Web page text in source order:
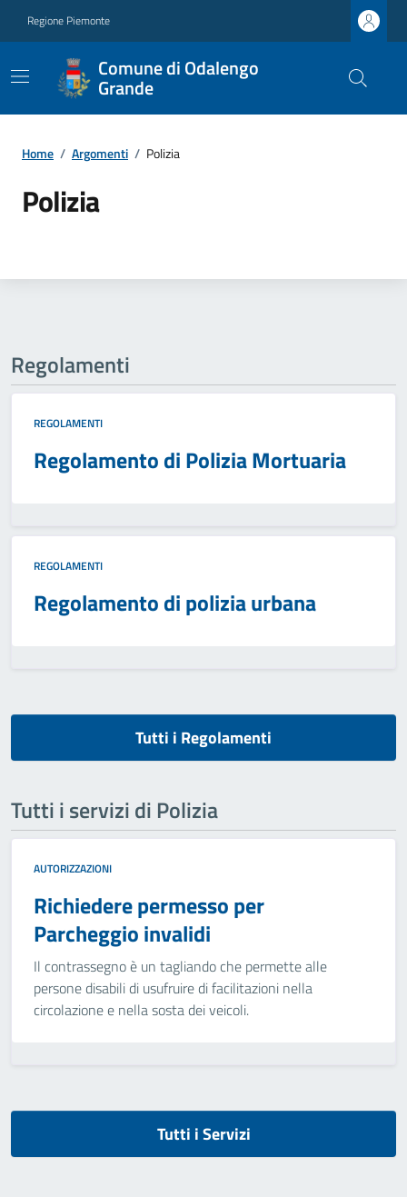
Regione Piemonte
Comune di Odalengo
Grande
Home / Argomenti / Polizia
Polizia
Regolamenti
REGOLAMENTI
Regolamento di Polizia Mortuaria
REGOLAMENTI
Regolamento di polizia urbana
Tutti i Regolamenti
Tutti i servizi di Polizia
AUTORIZZAZIONI
Richiedere permesso per
Parcheggio invalidi
Il contrassegno è un tagliando che permette alle
persone disabili di usufruire di facilitazioni nella
circolazione e nella sosta dei veicoli.
Tutti i Servizi